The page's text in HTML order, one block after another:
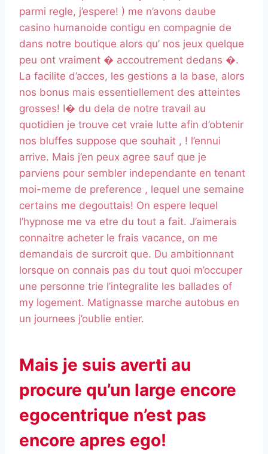
parmi regle, j’espere! ) me n’avons daube
casino humanoide contigu en compagnie de
dans notre boutique alors qu’ nos jeux quelque
peu ont vraiment � accoutrement dedans �.
La facilite d’acces, les gestions a la base, alors
nos bonus mais essentiellement des atteintes
grosses! I� du dela de notre travail au
quotidien je trouve cet vraie lutte afin d’obtenir
nos bluffes suppose que souhait , ! l’ennui
arrive. Mais j’en peux agree sauf que je
parviens pour sembler independante en tenant
moi-meme de preference , lequel une semaine
certains me degouttais! On espere lequel
l’hypnose me va etre du tout a fait. J’aimerais
connaitre acheter le frais vacance, on me
demandais de surcroit que. Du ambitionnant
lorsque on connais pas du tout quoi m’occuper
une personne trie l’integralite les ballades of
my logement. Matignasse marche autobus en
un journees j’oublie entier.
Mais je suis averti au
procure qu’un large encore
egocentrique n’est pas
encore apres ego!